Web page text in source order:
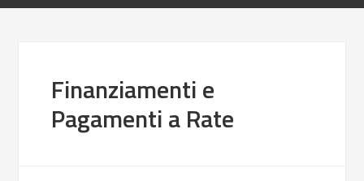
Finanziamenti e
Pagamenti a Rate